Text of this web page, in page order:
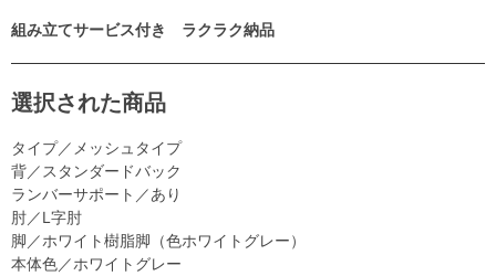
組み立てサービス付き ラクラク納品
選択された商品
タイプ／メッシュタイプ
背／スタンダードバック
ランバーサポート／あり
肘／L字肘
脚／ホワイト樹脂脚（色ホワイトグレー）
本体色／ホワイトグレー